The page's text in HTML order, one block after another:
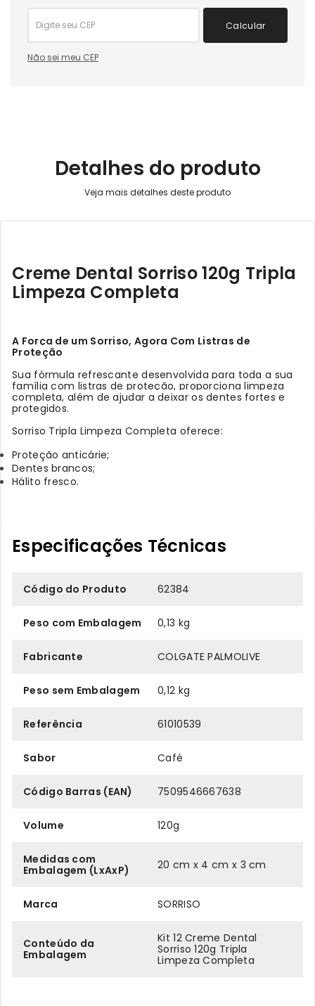
Calcular
Não sei meu CEP
Detalhes do produto
Creme Dental Sorriso 120g Tripla
Limpeza Completa
A Força de um Sorriso, Agora Com Listras de
Proteção
Sua fórmula refrescante desenvolvida para toda a sua
família com listras de proteção, proporciona limpeza
completa, além de ajudar a deixar os dentes fortes e
protegidos.
Sorriso Tripla Limpeza Completa oferece:
Proteção anticárie;
Dentes brancos;
Hálito fresco.
Especificações Técnicas
Código do Produto 62384
Peso com Embalagem 0,13 kg
Fabricante COLGATE PALMOLIVE
Peso sem Embalagem 0,12 kg
Referência 61010539
Sabor Café
Código Barras (EAN) 7509546667638
Volume 120g
Medidas com
Embalagem (LxAxP)
20 cm x 4 cm x 3 cm
Marca SORRISO
Conteúdo da
Embalagem
Kit 12 Creme Dental
Sorriso 120g Tripla
Limpeza Completa